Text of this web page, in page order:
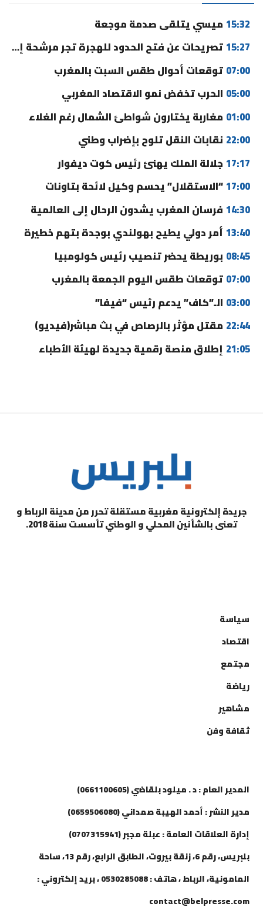
15:32 ميسي يتلقى صدمة موجعة
15:27تصريحات عن فتح الحدود للهجرة تجر مرشحة إلى القضاء
07:00 توقعات أحوال طقس السبت بالمغرب
05:00 الحرب تخفض نمو الاقتصاد المغربي
01:00 مغاربة يختارون شواطئ الشمال رغم الغلاء
22:00 نقابات النقل تلوح بإضراب وطني
17:17 جلالة الملك يهنئ رئيس كوت ديفوار
17:00“الاستقلال” يحسم وكيل لائحة بتاونات
14:30 فرسان المغرب يشدون الرحال إلى العالمية
13:40 أمر دولي يطيح بهولندي بوجدة بتهم خطيرة
08:45 بوريطة يحضر تنصيب رئيس كولومبيا
07:00 توقعات طقس اليوم الجمعة بالمغرب
03:00 الـ”كاف” يدعم رئيس “فيفا”
22:44 مقتل مؤثر بالرصاص في بث مباشر(فيديو)
21:05 إطلاق منصة رقمية جديدة لهيئة الأطباء
جريدة إلكترونية مغربية مستقلة تحرر من مدينة الرباط و
تعنى بالشأنين المحلي و الوطني تأسست سنة 2018.
سياسة
اقتصاد
مجتمع
رياضة
مشاهير
ثقافة وفن
المدير العام : د . ميلود بلقاضي (0661100605)
مدير النشر : أحمد الهيبة صمداني (0659506080)
إدارة العلاقات العامة : عبلة مجبر (0707315941)
بلبريس، رقم 6، زنقة بيروت، الطابق الرابع، رقم 13، ساحة
المامونية، الرباط ، هاتف : 0530285088 ، بريد إلكتروني :
contact@belpresse.com